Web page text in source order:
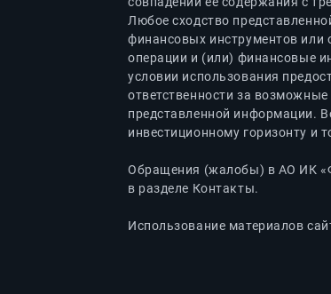
Любое сходство
финансовых инструментов или
операции и (или) финансовые
условии использования
ответственности за
представленной информации.
инвестиционному горизонту и
Обращения (жалобы) в АО ИК
в разделе Контакты.
Использование материалов